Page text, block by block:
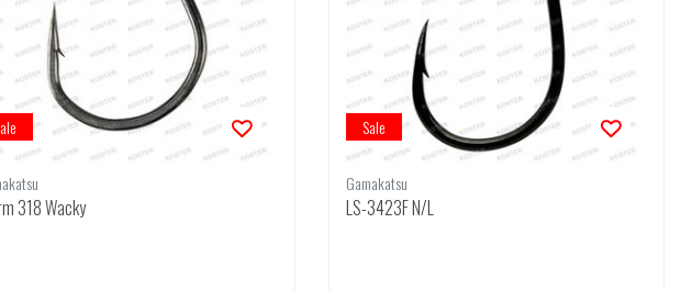
318 Wacky
Sale
Gamakatsu
LS-3423F N/L